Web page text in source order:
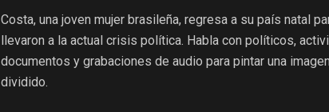
Costa, una joven mujer brasileña, regresa a su país natal
llevaron a la actual crisis política. Habla con políticos,
documentos y grabaciones de audio para pintar una
dividido.